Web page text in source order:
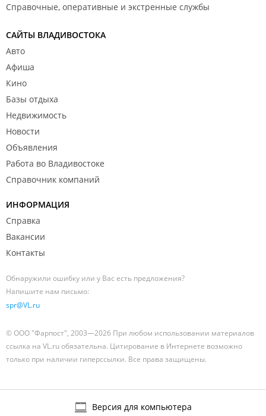
Справочные, оперативные и экстренные службы
САЙТЫ ВЛАДИВОСТОКА
Авто
Афиша
Кино
Базы отдыха
Недвижимость
Новости
Объявления
Работа во Владивостоке
Справочник компаний
ИНФОРМАЦИЯ
Справка
Вакансии
Контакты
Обнаружили ошибку или у Вас есть предложения?
Напишите нам письмо:
spr@VL.ru
© ООО "Фарпост", 2003—2026 При любом использовании материалов
ссылка на VL.ru обязательна. Цитирование в Интернете возможно
только при наличии гиперссылки. Все права защищены.
Версия для компьютера